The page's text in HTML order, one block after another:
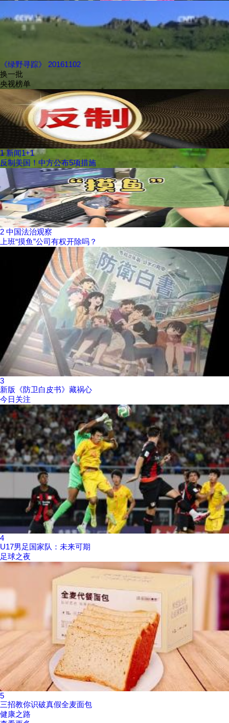
《绿野寻踪》 20161102
换一批
央视榜单
1 新闻1+1
反制美国！中方公布5项措施
2 中国法治观察
上班“摸鱼”公司有权开除吗？
3
新版《防卫白皮书》藏祸心
今日关注
4
U17男足国家队：未来可期
足球之夜
5
三招教你识破真假全麦面包
健康之路